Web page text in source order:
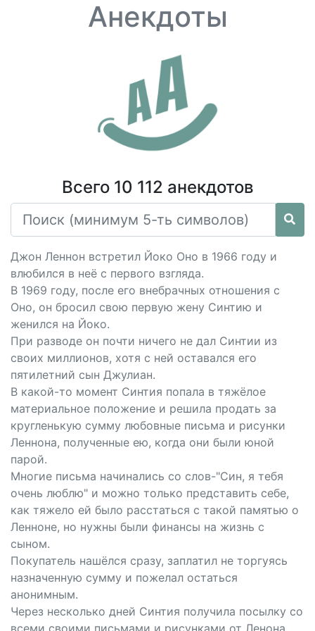
Анекдоты
Всего 10 112 анекдотов
Джон Леннон встретил Йоко Оно в 1966 году и
влюбился в неё с первого взгляда.
В 1969 году, после его внебрачных отношения с
Оно, он бросил свою первую жену Синтию и
женился на Йоко.
При разводе он почти ничего не дал Синтии из
своих миллионов, хотя с ней оставался его
пятилетний сын Джулиан.
В какой-то момент Синтия попала в тяжёлое
материальное положение и решила продать за
кругленькую сумму любовные письма и рисунки
Леннона, полученные ею, когда они были юной
парой.
Многие письма начинались со слов-"Син, я тебя
очень люблю" и можно только представить себе,
как тяжело ей было расстаться с такой памятью о
Ленноне, но нужны были финансы на жизнь с
сыном.
Покупатель нашёлся сразу, заплатил не торгуясь
назначенную сумму и пожелал остаться
анонимным.
Через несколько дней Синтия получила посылку со
всеми своими письмами и рисунками от Ленона,